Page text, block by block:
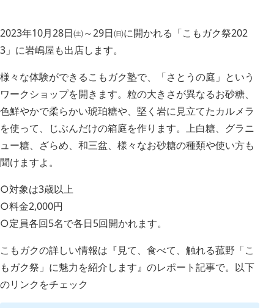
2023年10月28日㈯～29日㈰に開かれる「こもガク祭202
3」に岩嶋屋も出店します。
様々な体験ができるこもガク塾で、「さとうの庭」という
ワークショップを開きます。粒の大きさが異なるお砂糖、
色鮮やかで柔らかい琥珀糖や、堅く岩に見立てたカルメラ
を使って、じぶんだけの箱庭を作ります。上白糖、グラニ
ュー糖、ざらめ、和三盆、様々なお砂糖の種類や使い方も
聞けますよ。
○対象は3歳以上
○料金2,000円
○定員各回5名で各日5回開かれます。
こもガクの詳しい情報は『見て、食べて、触れる菰野「こ
もガク祭」に魅力を紹介します』のレポート記事で。以下
のリンクをチェック